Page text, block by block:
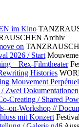
im Kino
Archiv
on
2026 / Start
– Rex-Filmtheater
Histories
Mouvement Perpétuel
Zwei Dokumentationen
Creating / Shared
on-Workshop //
mit Konzert